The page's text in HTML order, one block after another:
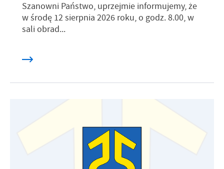
Szanowni Państwo, uprzejmie informujemy, że
w środę 12 sierpnia 2026 roku, o godz. 8.00, w
sali obrad...